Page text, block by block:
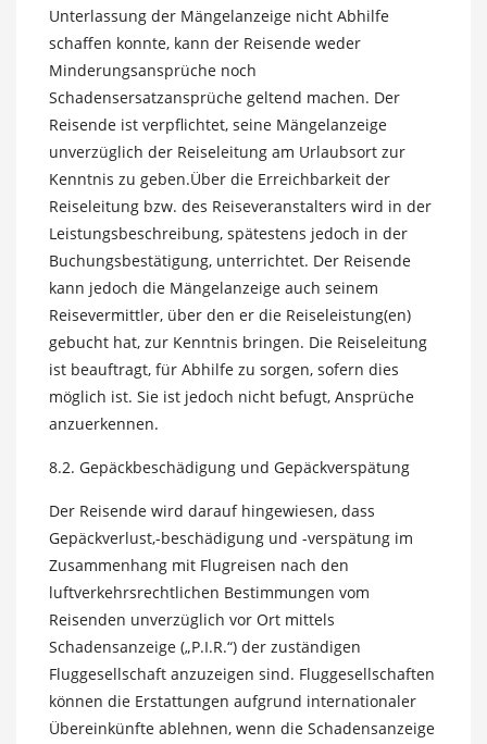
Unterlassung der Mängelanzeige nicht Abhilfe
schaffen konnte, kann der Reisende weder
Minderungsansprüche noch
Schadensersatzansprüche geltend machen. Der
Reisende ist verpflichtet, seine Mängelanzeige
unverzüglich der Reiseleitung am Urlaubsort zur
Kenntnis zu geben.Über die Erreichbarkeit der
Reiseleitung bzw. des Reiseveranstalters wird in der
Leistungsbeschreibung, spätestens jedoch in der
Buchungsbestätigung, unterrichtet. Der Reisende
kann jedoch die Mängelanzeige auch seinem
Reisevermittler, über den er die Reiseleistung(en)
gebucht hat, zur Kenntnis bringen. Die Reiseleitung
ist beauftragt, für Abhilfe zu sorgen, sofern dies
möglich ist. Sie ist jedoch nicht befugt, Ansprüche
anzuerkennen.
8.2. Gepäckbeschädigung und Gepäckverspätung
Der Reisende wird darauf hingewiesen, dass
Gepäckverlust,-beschädigung und -verspätung im
Zusammenhang mit Flugreisen nach den
luftverkehrsrechtlichen Bestimmungen vom
Reisenden unverzüglich vor Ort mittels
Schadensanzeige („P.I.R.“) der zuständigen
Fluggesellschaft anzuzeigen sind. Fluggesellschaften
können die Erstattungen aufgrund internationaler
Übereinkünfte ablehnen, wenn die Schadensanzeige